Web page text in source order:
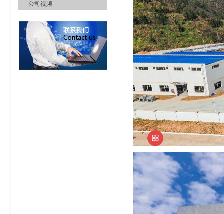
公司视频